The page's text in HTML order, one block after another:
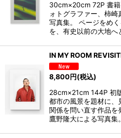
30cm×20cm 72P 書
ォトグラファー、柿
写真集。 ページをめ
を、有史以前の大地
IN MY ROOM
8,800円(税込)
28cm×21cm 144P 初
都市の風景を題材に、
関係を問い直す作品を
鷹野隆大による写真